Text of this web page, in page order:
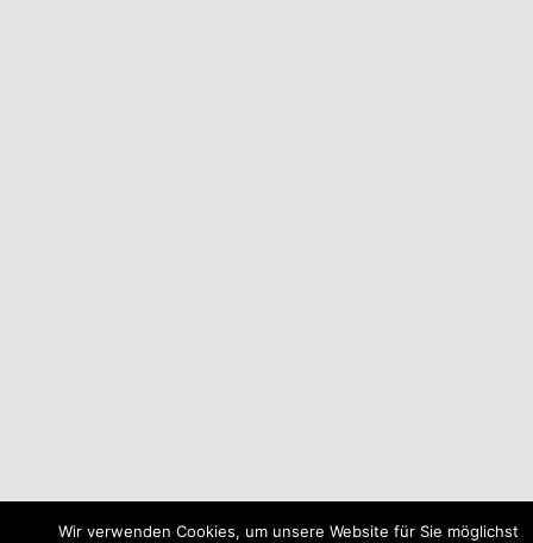
Wir verwenden Cookies, um unsere Website für Sie möglichst